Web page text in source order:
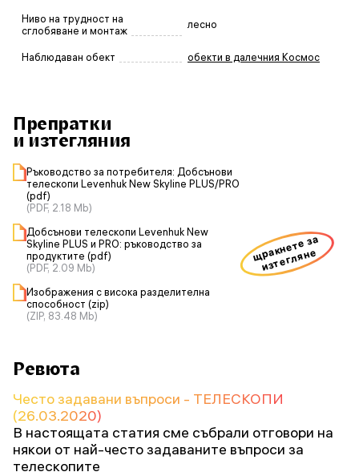
Ниво на трудност на
сглобяване и монтаж
лесно
Наблюдаван обект обекти в далечния Космос
Препратки
и изтегляния
Ръководство за потребителя: Добсънови
телескопи Levenhuk New Skyline PLUS/PRO
(pdf)
(PDF, 2.18 Mb)
Добсънови телескопи Levenhuk New
Skyline PLUS и PRO: ръководство за
продуктите (pdf)
(PDF, 2.09 Mb)
Изображения с висока разделителна
способност (zip)
(ZIP, 83.48 Mb)
щракнете за
изтегляне
Ревюта
Често задавани въпроси - ТЕЛЕСКОПИ
(26.03.2020)
В настоящата статия сме събрали отговори на
някои от най-често задаваните въпроси за
телескопите